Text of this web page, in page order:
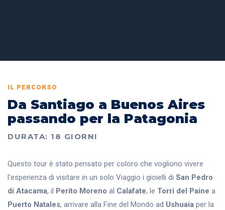
IL PERCORSO
Da Santiago a Buenos Aires
passando per la Patagonia
DURATA: 18 GIORNI
Questo tour è stato pensato per coloro che vogliono vivere
l'esperienza di visitare in un solo Viaggio i gioielli di San Pedro
di Atacama, il Perito Moreno al Calafate, le Torri del Paine a
Puerto Natales, arrivare alla Fine del Mondo ad Ushuaia per la